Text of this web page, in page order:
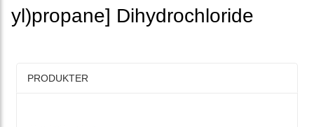
yl)propane] Dihydrochloride
PRODUKTER